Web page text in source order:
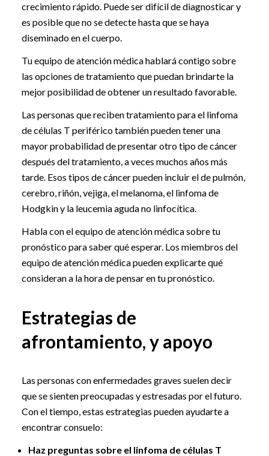
crecimiento rápido. Puede ser difícil de diagnosticar y
es posible que no se detecte hasta que se haya
diseminado en el cuerpo.
Tu equipo de atención médica hablará contigo sobre
las opciones de tratamiento que puedan brindarte la
mejor posibilidad de obtener un resultado favorable.
Las personas que reciben tratamiento para el linfoma
de células T periférico también pueden tener una
mayor probabilidad de presentar otro tipo de cáncer
después del tratamiento, a veces muchos años más
tarde. Esos tipos de cáncer pueden incluir el de pulmón,
cerebro, riñón, vejiga, el melanoma, el linfoma de
Hodgkin y la leucemia aguda no linfocítica.
Habla con el equipo de atención médica sobre tu
pronóstico para saber qué esperar. Los miembros del
equipo de atención médica pueden explicarte qué
consideran a la hora de pensar en tu pronóstico.
Estrategias de
afrontamiento, y apoyo
Las personas con enfermedades graves suelen decir
que se sienten preocupadas y estresadas por el futuro.
Con el tiempo, estas estrategias pueden ayudarte a
encontrar consuelo:
Haz preguntas sobre el linfoma de células T